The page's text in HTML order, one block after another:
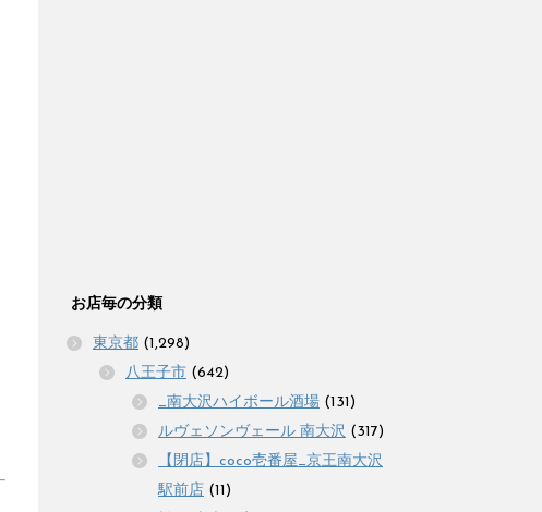
お店毎の分類
東京都 (1,298)
八王子市 (642)
_南大沢ハイボール酒場 (131)
ルヴェソンヴェール 南大沢 (317)
【閉店】coco壱番屋_京王南大沢
駅前店 (11)